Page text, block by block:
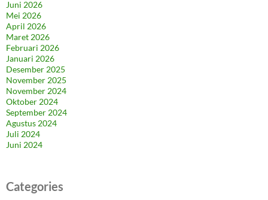
Juni 2026
Mei 2026
April 2026
Maret 2026
Februari 2026
Januari 2026
Desember 2025
November 2025
November 2024
Oktober 2024
September 2024
Agustus 2024
Juli 2024
Juni 2024
Categories